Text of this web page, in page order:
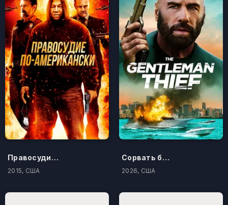
Правосудие по-американски
2015, США
Сорвать банк 3: Вор-джентльмен
2026, США